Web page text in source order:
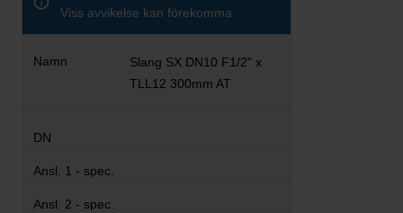
Viss avvikelse kan förekomma
Slang SX DN10 F1/2" x
TLL12 300mm AT